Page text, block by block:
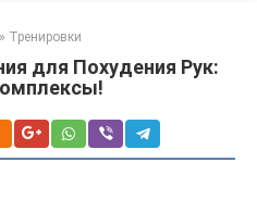
» Тренировки
для Похудения Рук: